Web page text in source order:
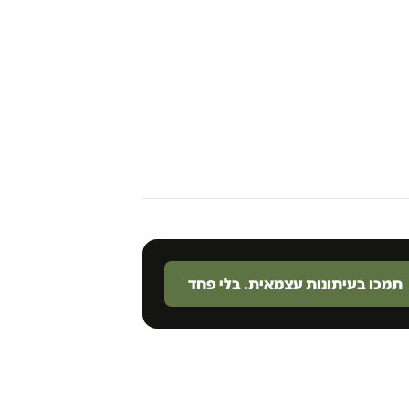
תמכו בעיתונות עצמאית. בלי פחד